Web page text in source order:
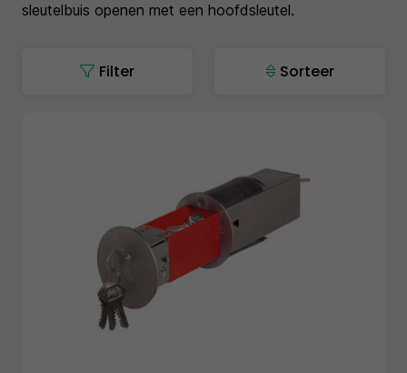
sleutelbuis openen met een hoofdsleutel.
Filter Sorteer